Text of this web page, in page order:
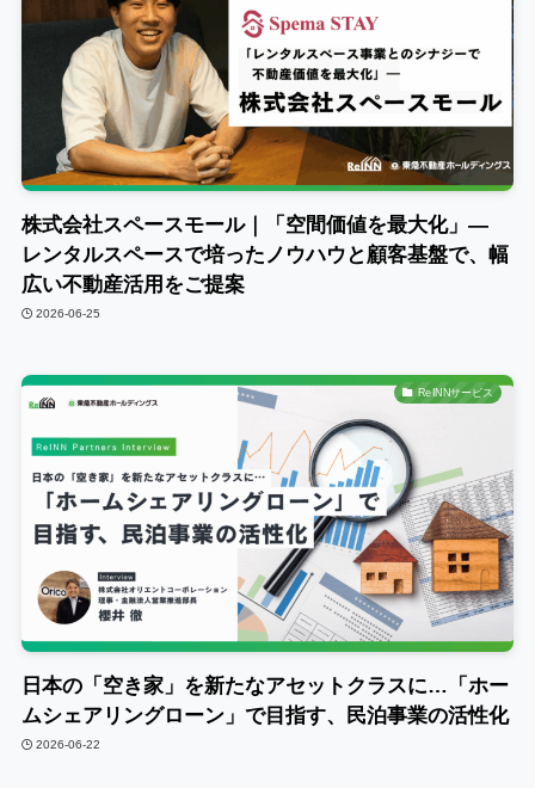
株式会社スペースモール｜「空間価値を最大化」―
レンタルスペースで培ったノウハウと顧客基盤で、幅
広い不動産活用をご提案
2026-06-25
ReINNサービス
日本の「空き家」を新たなアセットクラスに…「ホー
ムシェアリングローン」で目指す、民泊事業の活性化
2026-06-22